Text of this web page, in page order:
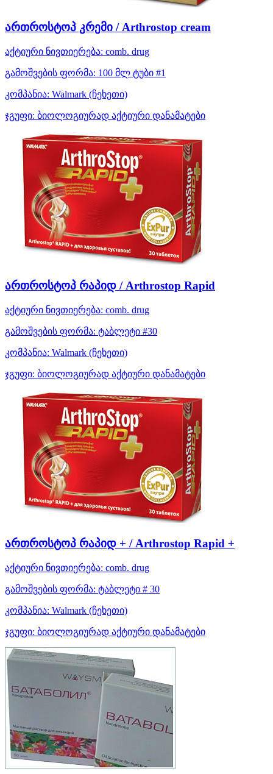
ართროსტოპ კრემი / Arthrostop cream
აქტიური ნივთიერება: comb. drug
გამოშვების ფორმა: 100 მლ ტუბი #1
კომპანია: Walmark (ჩეხეთი)
ჯგუფი: ბიოლოგიურად აქტიური დანამატები
ართროსტოპ რაპიდ / Arthrostop Rapid
აქტიური ნივთიერება: comb. drug
გამოშვების ფორმა: ტაბლეტი #30
კომპანია: Walmark (ჩეხეთი)
ჯგუფი: ბიოლოგიურად აქტიური დანამატები
ართროსტოპ რაპიდ + / Arthrostop Rapid +
აქტიური ნივთიერება: comb. drug
გამოშვების ფორმა: ტაბლეტი # 30
კომპანია: Walmark (ჩეხეთი)
ჯგუფი: ბიოლოგიურად აქტიური დანამატები